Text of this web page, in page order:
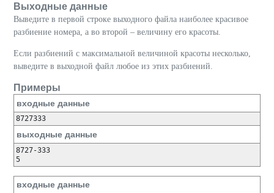
Выходные данные
Выведите в первой строке выходного файла наиболее красивое
разбиение номера, а во второй – величину его красоты.
Если разбиений с максимальной величиной красоты несколько,
выведите в выходной файл любое из этих разбиений.
Примеры
входные данные
выходные данные
8727-333
входные данные